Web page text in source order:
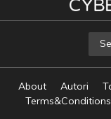
About Autori